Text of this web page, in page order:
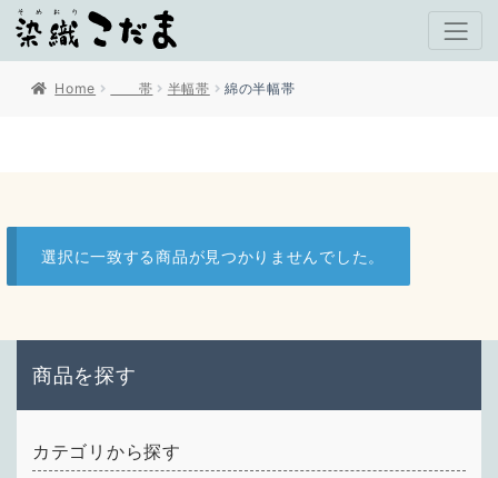
Home 帯 半幅帯 綿の半幅帯
選択に一致する商品が見つかりませんでした。
商品を探す
カテゴリから探す